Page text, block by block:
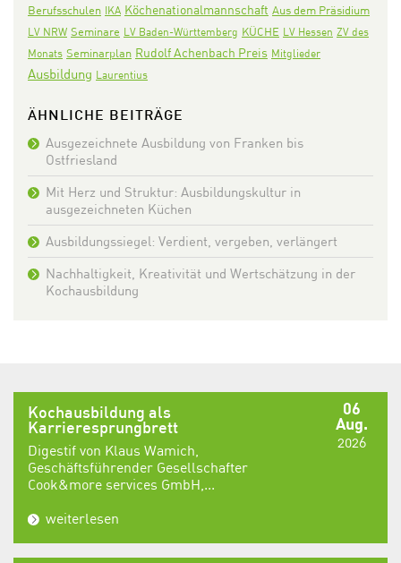
Berufsschulen IKA Köchenationalmannschaft Aus dem Präsidium
LV NRW Seminare LV Baden-Württemberg KÜCHE LV Hessen ZV des
Monats Seminarplan Rudolf Achenbach Preis Mitglieder
Ausbildung Laurentius
ÄHNLICHE BEITRÄGE
Ausgezeichnete Ausbildung von Franken bis
Ostfriesland
Mit Herz und Struktur: Ausbildungskultur in
ausgezeichneten Küchen
Ausbildungssiegel: Verdient, vergeben, verlängert
Nachhaltigkeit, Kreativität und Wertschätzung in der
Kochausbildung
06
Aug.
2026
Kochausbildung als
Karrieresprungbrett
Digestif von Klaus Wamich,
Geschäftsführender Gesellschafter
Cook&more services GmbH,...
weiterlesen